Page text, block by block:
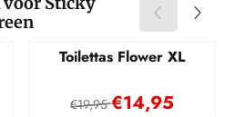
Toilettas Flower XL
Van 19,95 voor
€19,95€14,95